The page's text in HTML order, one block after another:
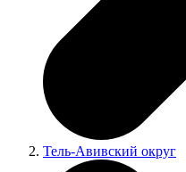
Тель-Авивский округ